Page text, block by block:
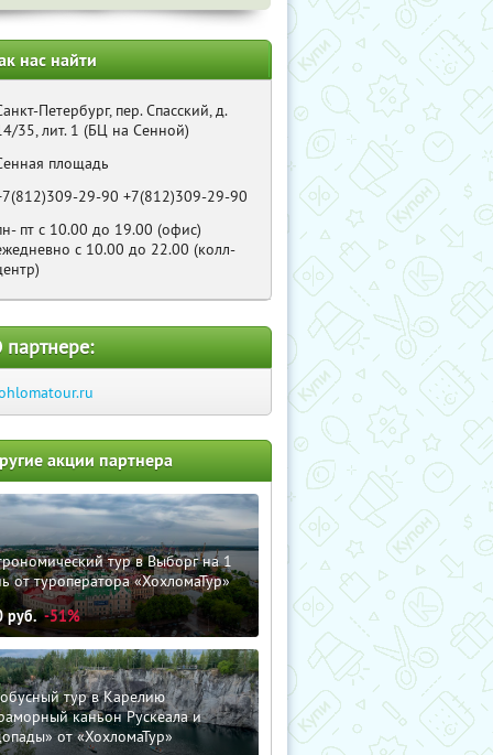
нас найти
Петербург, пер. Спасский, д.
35, лит. 1 (БЦ на Сенной)
площадь
29-90 +7(812)309-29-90
пт с 10.00 до 19.00 (офис)
с 10.00 до 22.00 (колл-
партнере:
акции партнера
тур в Выборг на 1
от туроператора «ХохломаТур»
руб. -51%
тур в Карелию
каньон Рускеала и
от «ХохломаТур»